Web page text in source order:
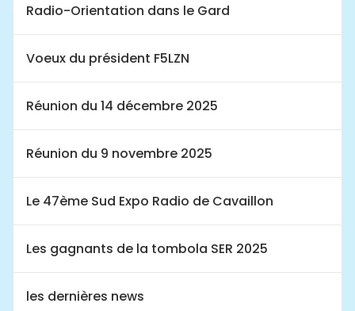
Radio-Orientation dans le Gard
Voeux du président F5LZN
Réunion du 14 décembre 2025
Réunion du 9 novembre 2025
Le 47ème Sud Expo Radio de Cavaillon
Les gagnants de la tombola SER 2025
les dernières news